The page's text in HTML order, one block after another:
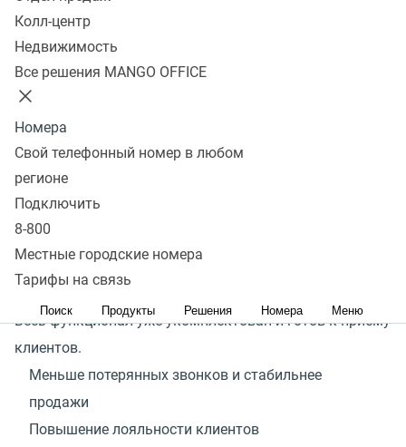
Колл-центр
Недвижимость
Все решения MANGO OFFICE
Номера
Свой телефонный номер в любом
регионе
Подключить
8-800
Местные городские номера
Тарифы на связь
Поиск Продукты Решения Номера Меню
Увеличивает вероятность сделки, сокращает
ожидание
Подключить
Новые возможности
с готовым решением
MANGO OFFICE создал сервис «Интерактивный
автоответчик» с голосовым управлением. Сервис
в реальном времени во время звонка понимает
Весь функционал уже укомплектован и готов к приему
клиентов.
Меньше потерянных звонков и стабильнее
продажи
Повышение лояльности клиентов